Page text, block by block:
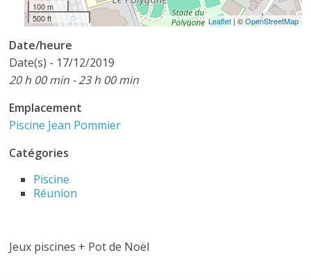
100 m
500 ft
Leaflet| ©OpenStreetMap
Date/heure
Date(s) - 17/12/2019
20 h 00 min - 23 h 00 min
Emplacement
Piscine Jean Pommier
Catégories
Piscine
Réunion
Jeux piscines + Pot de Noël